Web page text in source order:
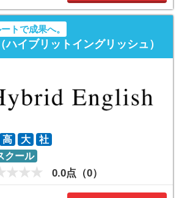
トで成果へ。
イブリットイングリッシュ）
高 大
社
クール
0.0点（0）